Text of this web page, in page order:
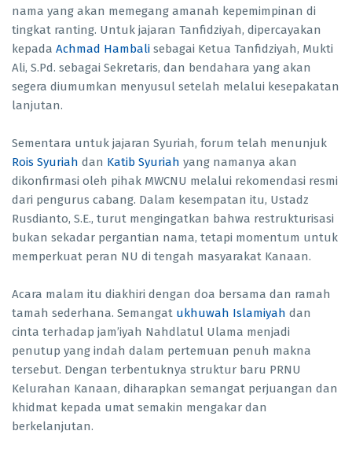
nama yang akan memegang amanah kepemimpinan di
tingkat ranting. Untuk jajaran Tanfidziyah, dipercayakan
kepada Achmad Hambali sebagai Ketua Tanfidziyah, Mukti
Ali, S.Pd. sebagai Sekretaris, dan bendahara yang akan
segera diumumkan menyusul setelah melalui kesepakatan
lanjutan.
Sementara untuk jajaran Syuriah, forum telah menunjuk
Rois Syuriah dan Katib Syuriah yang namanya akan
dikonfirmasi oleh pihak MWCNU melalui rekomendasi resmi
dari pengurus cabang. Dalam kesempatan itu, Ustadz
Rusdianto, S.E., turut mengingatkan bahwa restrukturisasi
bukan sekadar pergantian nama, tetapi momentum untuk
memperkuat peran NU di tengah masyarakat Kanaan.
Acara malam itu diakhiri dengan doa bersama dan ramah
tamah sederhana. Semangat ukhuwah Islamiyah dan
cinta terhadap jam’iyah Nahdlatul Ulama menjadi
penutup yang indah dalam pertemuan penuh makna
tersebut. Dengan terbentuknya struktur baru PRNU
Kelurahan Kanaan, diharapkan semangat perjuangan dan
khidmat kepada umat semakin mengakar dan
berkelanjutan.